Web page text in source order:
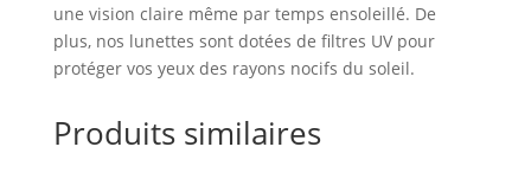
une vision claire même par temps ensoleillé. De
plus, nos lunettes sont dotées de filtres UV pour
protéger vos yeux des rayons nocifs du soleil.
Produits similaires